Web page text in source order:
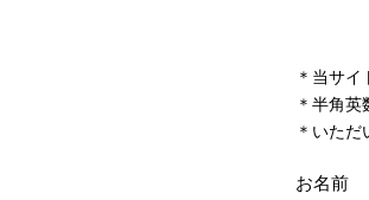
＊当サ
＊半角英
＊いただ
お名前